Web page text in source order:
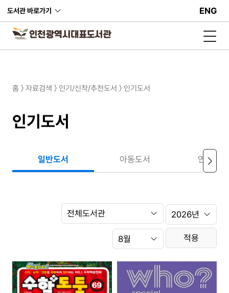
도서관 바로가기 ENG
홈 〉 자료검색 〉 인기/신착/추천도서 〉 인기도서
인기도서
일반도서 아동도서 연령별
적용